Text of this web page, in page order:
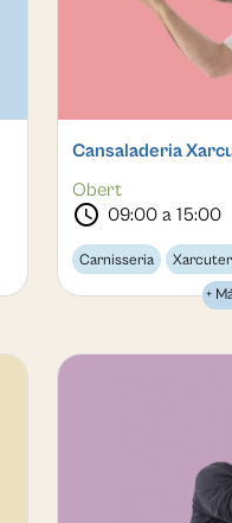
Cansaladeria
Obert
schedule 09:00 a 15:00
Carnisseria
+